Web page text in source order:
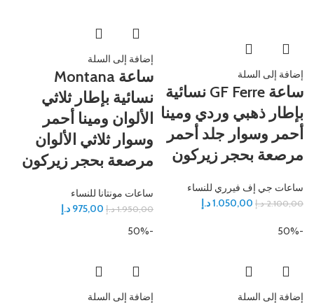
إضافة إلى السلة
ساعة GF Ferre نسائية
بإطار ذهبي وردي ومينا
أحمر وسوار جلد أحمر
مرصعة بحجر زيركون
ساعات جي إف فيرري للنساء
2.100,00 د.إ 1.050,00د.إ
إضافة إلى السلة
ساعة Montana
نسائية بإطار ثلاثي
الألوان ومينا أحمر
وسوار ثلاثي الألوان
مرصعة بحجر زيركون
ساعات مونتانا للنساء
1.950,00 د.إ 975,00 د.إ
-50%
إضافة إلى السلة
-50%
إضافة إلى السلة